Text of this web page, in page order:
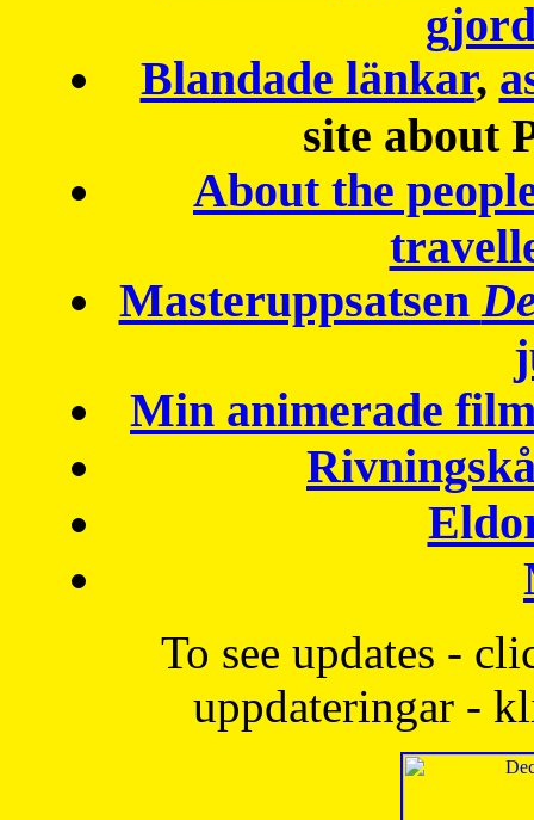
Blandade länkar,
site about
About the
Masteruppsatsen
Min animerade
To see updates -
uppdateringar -